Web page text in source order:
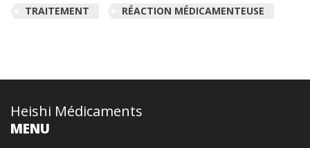
TRAITEMENT
RÉACTION MÉDICAMENTEUSE
Heishi Médicaments
MENU